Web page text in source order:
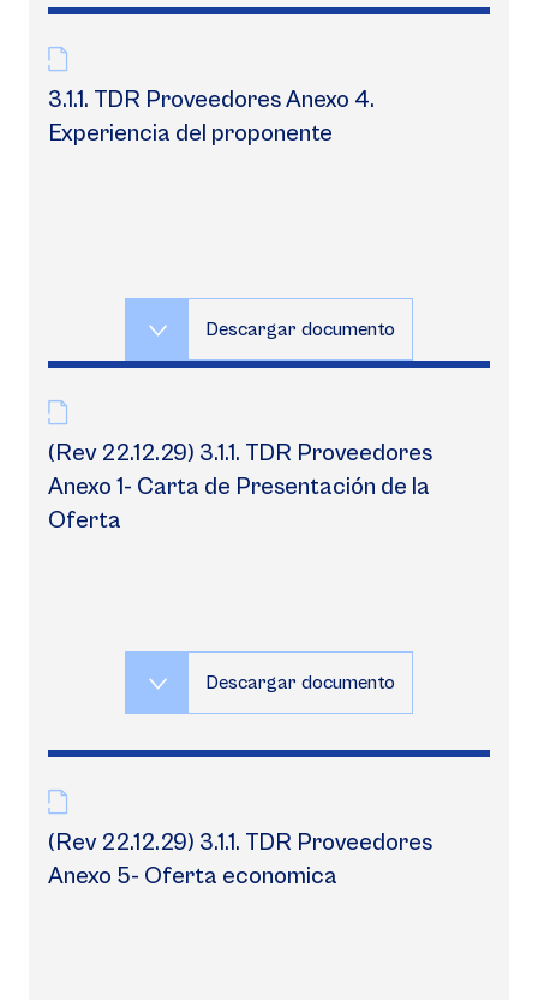
3.1.1. TDR Proveedores Anexo 4.
Experiencia del proponente
Descargar documento
(Rev 22.12.29) 3.1.1. TDR Proveedores
Anexo 1- Carta de Presentación de la
Oferta
Descargar documento
(Rev 22.12.29) 3.1.1. TDR Proveedores
Anexo 5- Oferta economica